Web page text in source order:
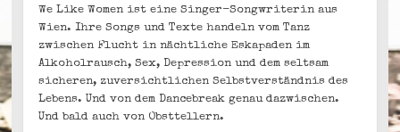
We Like Women ist eine Singer-Songwriterin aus
Wien. Ihre Songs und Texte handeln vom Tanz
zwischen Flucht in nächtliche Eskapaden im
Alkoholrausch, Sex, Depression und dem seltsam
sicheren, zuversichtlichen Selbstverständnis des
Lebens. Und von dem Dancebreak genau dazwischen.
Und bald auch von Obsttellern.